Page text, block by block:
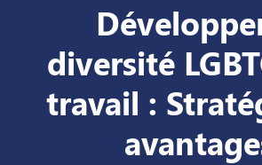
diversité
travail :